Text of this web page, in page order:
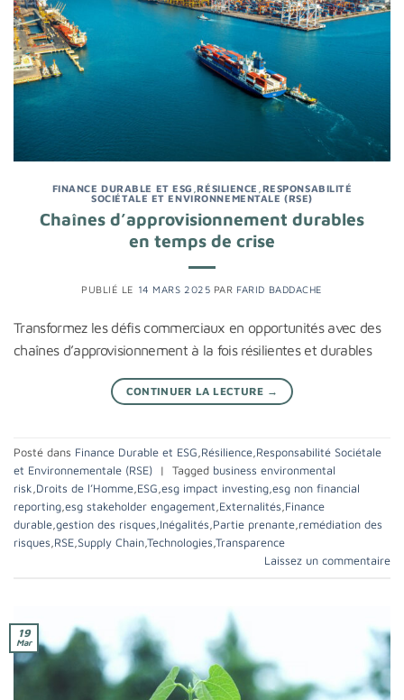
FINANCE DURABLE ET ESG ,RÉSILIENCE RESPONSABILITÉ
SOCIÉTALE ET ENVIRONNEMENTALE (RSE)
Chaînes d’approvisionnement durables
en temps de crise
PUBLIÉ LE 14 MARS 2025 PAR FARID BADDACHE
Transformez les défis commerciaux en opportunités avec des
chaînes d’approvisionnement à la fois résilientes et durables
CONTINUER LA LECTURE →
Posté dans Finance Durable et ESG Résilience Responsabilité Sociétale
et Environnementale (RSE)
| Tagged business environmental
risk Droits de l’Homme ESG esg impact investing esg non financial
reporting esg stakeholder engagement Externalités Finance
durable gestion des risques Inégalités Partie prenante remédiation des
risques RSE Supply Chain Technologies Transparence
Laissez un commentaire
19
Mar